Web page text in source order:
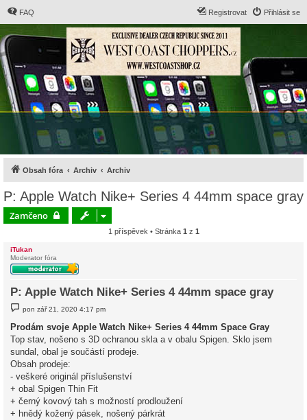
FAQ Přihlásit se
Registrovat
Obsah fóra Archiv Archiv
P: Apple Watch Nike+ Series 4 44mm space gray
Zamčeno
1 příspěvek • Stránka 1 z 1
iTukan
Moderator fóra
P: Apple Watch Nike+ Series 4 44mm space gray
s
p
ě
v
e
pon zář 21, 2020 4:17 pm
Prodám svoje Apple Watch Nike+ Series 4 44mm Space Gray
Top stav, nošeno s 3D ochranou skla a v obalu Spigen. Sklo jsem
sundal, obal je součástí prodeje.
Obsah prodeje:
- veškeré originál příslušenství
+ obal Spigen Thin Fit
+ černý kovový tah s možností prodloužení
+ hnědý kožený pásek, nošený párkrát